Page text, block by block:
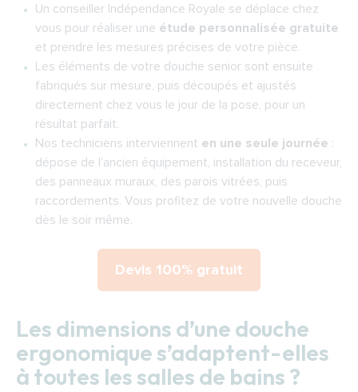
Un conseiller Indépendance Royale se déplace chez
vous pour réaliser une étude personnalisée gratuite
et prendre les mesures précises de votre pièce.
Les éléments de votre douche senior sont ensuite
fabriqués sur mesure, puis découpés et ajustés
directement chez vous le jour de la pose, pour un
résultat parfait.
Nos techniciens interviennent en une seule journée :
dépose de l'ancien équipement, installation du receveur,
des panneaux muraux, des parois vitrées, puis
raccordements. Vous profitez de votre nouvelle douche
dès le soir même.
Devis 100% gratuit
Les dimensions d’une douche
ergonomique s’adaptent-elles
à toutes les salles de bains ?